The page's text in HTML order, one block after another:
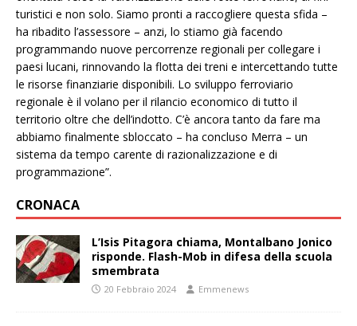
turistici e non solo. Siamo pronti a raccogliere questa sfida –
ha ribadito l’assessore – anzi, lo stiamo già facendo
programmando nuove percorrenze regionali per collegare i
paesi lucani, rinnovando la flotta dei treni e intercettando tutte
le risorse finanziarie disponibili. Lo sviluppo ferroviario
regionale è il volano per il rilancio economico di tutto il
territorio oltre che dell’indotto. C’è ancora tanto da fare ma
abbiamo finalmente sbloccato – ha concluso Merra – un
sistema da tempo carente di razionalizzazione e di
programmazione”.
CRONACA
L’Isis Pitagora chiama, Montalbano Jonico
risponde. Flash-Mob in difesa della scuola
smembrata
20 Febbraio 2024 Emmenews